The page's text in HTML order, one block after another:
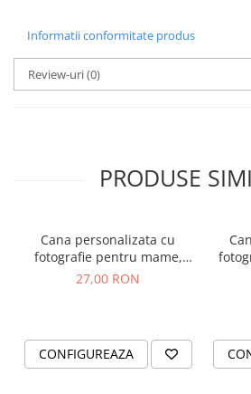
Informatii conformitate produs
Review-uri(0)
PRODUSE
Cana personalizata cu
fotografie pentru mame,
cadou ziua mamei
27,00 RON
CONFIGUREAZA